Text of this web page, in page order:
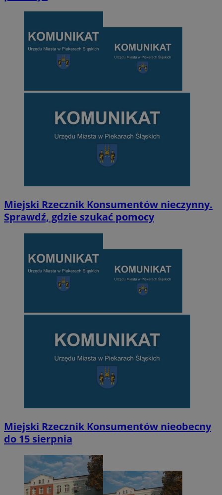
Miejski Rzecznik Konsumentów nieczynny.
Sprawdź, gdzie szukać pomocy
Miejski Rzecznik Konsumentów nieobecny
do 15 sierpnia